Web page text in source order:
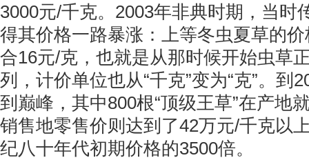
3000元/千克。2003年非典时期，当时
得其价格一路暴涨：上等冬虫夏草的
合16元/克，也就是从那时候开始虫草
列，计价单位也从“千克”变为“克”。到
到巅峰，其中800根“顶级王草”在产地
销售地零售价则达到了42万元/千克以
纪八十年代初期价格的3500倍。